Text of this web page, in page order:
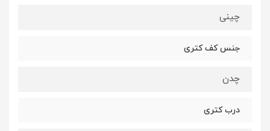
چینی
جنس کف کتری
چدن
درب کتری